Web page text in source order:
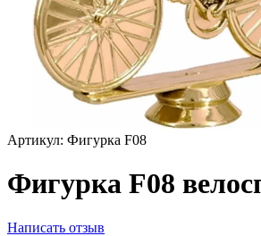
Артикул: Фигурка F08
Фигурка F08
Написать отзыв